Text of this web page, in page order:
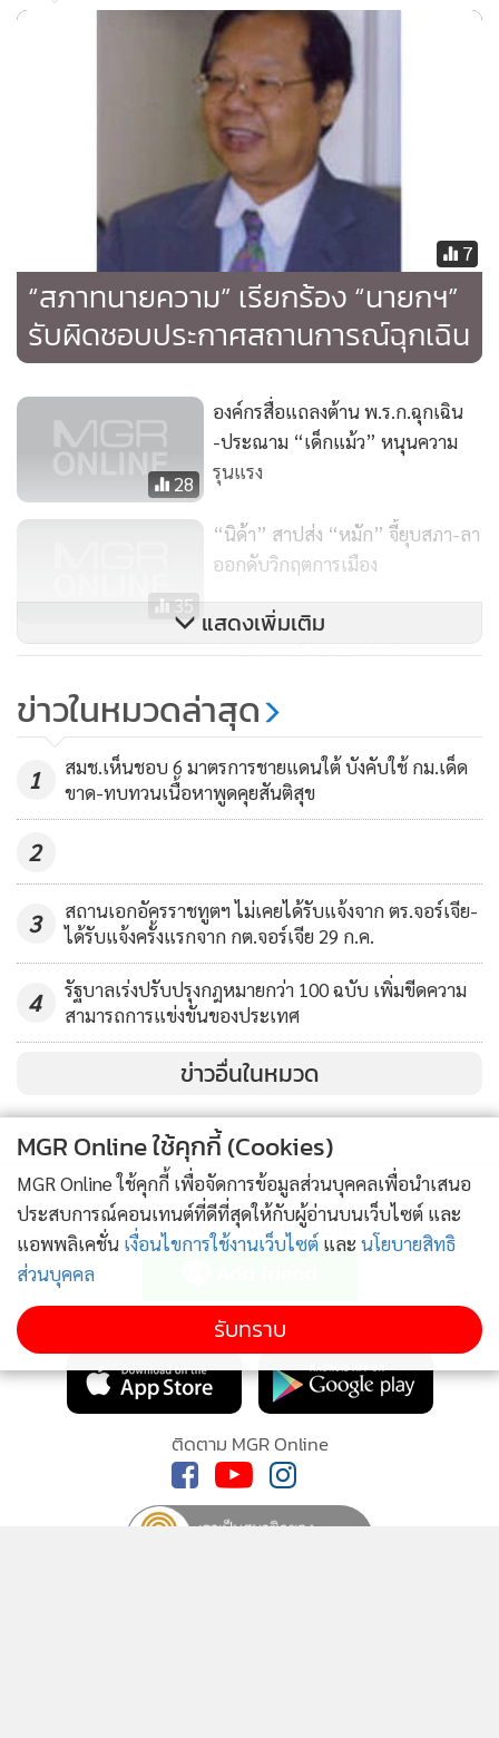
7
“สภาทนายความ” เรียกร้อง “นายกฯ”
รับผิดชอบประกาศสถานการณ์ฉุกเฉิน
28
องค์กรสื่อแถลงต้าน พ.ร.ก.ฉุกเฉิน
-ประณาม “เด็กแม้ว” หนุนความ
รุนแรง
35
“นิด้า” สาปส่ง “หมัก” จี้ยุบสภา-ลา
ออกดับวิกฤตการเมือง
66
พันธมิตรฯ ลั่นอารยะขัดขืน
แสดงเพิ่มเติม
ข่าวในหมวดล่าสุด
1
สมช.เห็นชอบ 6 มาตรการชายแดนใต้ บังคับใช้ กม.เด็ด
ขาด-ทบทวนเนื้อหาพูดคุยสันติสุข
2
3
สถานเอกอัครราชทูตฯ ไม่เคยได้รับแจ้งจาก ตร.จอร์เจีย-
ได้รับแจ้งครั้งแรกจาก กต.จอร์เจีย 29 ก.ค.
4
รัฐบาลเร่งปรับปรุงกฎหมายกว่า 100 ฉบับ เพิ่มขีดความ
สามารถการแข่งขันของประเทศ
ข่าวอื่นในหมวด
ติดตามข่าวสารผ่านทาง LINE
MGR Online Application
ติดตาม MGR Online
MGR Online ใช้คุกกี้ (Cookies)
MGR Online ใช้คุกกี้ เพื่อจัดการข้อมูลส่วนบุคคลเพื่อนำเสนอ
ประสบการณ์คอนเทนต์ที่ดีที่สุดให้กับผู้อ่านบนเว็บไซต์ และ
แอพพลิเคชั่น เงื่อนไขการใช้งานเว็บไซต์ และ นโยบายสิทธิ
ส่วนบุคคล
รับทราบ